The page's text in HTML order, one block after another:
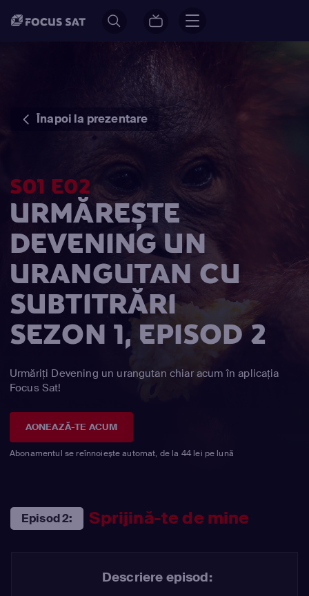
Înapoi la prezentare
S01 E02
URMĂREȘTE
DEVENING UN
URANGUTAN CU
SUBTITRĂRI
SEZON 1, EPISOD 2
Urmăriți Devening un urangutan chiar acum în aplicația
Focus Sat!
AONEAZĂ-TE ACUM
Abonamentul se reînnoiește automat, de la 44 lei pe lună
Episod 2: Sprijină-te de mine
Descriere episod: